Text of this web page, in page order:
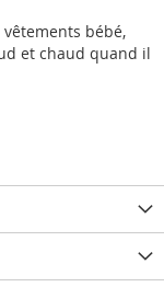
vêtements bébé,
et chaud quand il